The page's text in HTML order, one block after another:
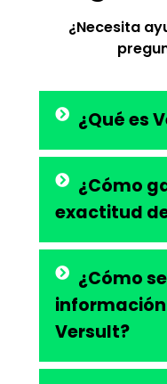
¿Necesita
¿Qué es
¿Cómo
exactitud
¿Cómo
información
Versult?